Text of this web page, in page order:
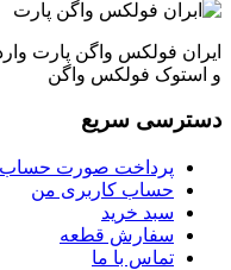
ایران فولکس واگن پارت
و استوک فولکس واگن
دسترسی سریع
پرداخت صورت حساب
حساب کاربری من
سبد خرید
سفارش قطعه
تماس با ما